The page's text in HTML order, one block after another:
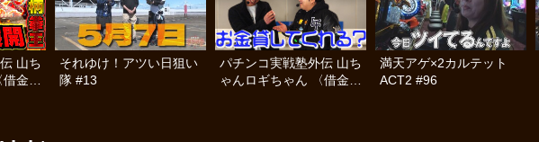
山ち
金返
それゆけ！アツい日狙い
隊 #13
パチンコ実戦塾外伝 山ち
ゃんロギちゃん 〈借金返
満天アゲ×2カルテット
ACT2 #96